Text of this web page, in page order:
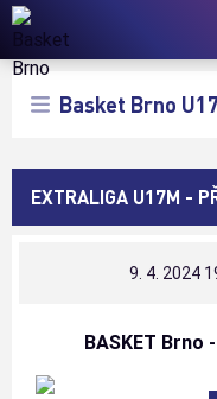
Basket Brno
Basket Brno U17
EXTRALIGA U17M -
9. 4. 2024
BASKET Brno